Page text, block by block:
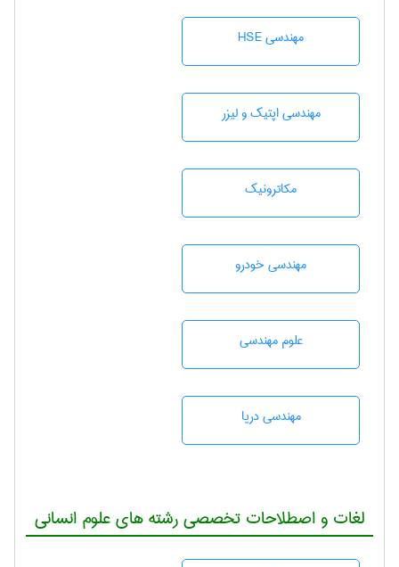
مهندسی HSE
مهندسی اپتیک و لیزر
مکاترونیک
مهندسی خودرو
علوم مهندسی
مهندسی دریا
لغات و اصطلاحات تخصصی رشته های علوم انسانی